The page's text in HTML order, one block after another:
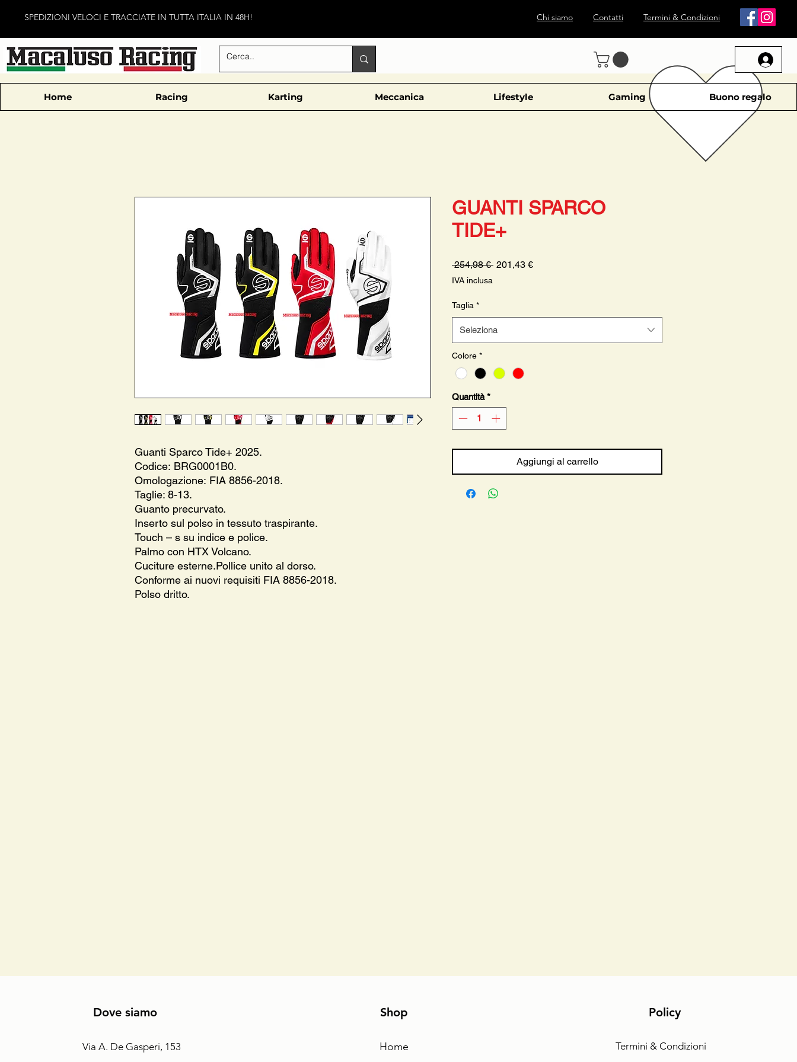
SPEDIZIONI VELOCI E TRACCIATE IN TUTTA ITALIA IN 48H! Chi siamo Contatti Termini & Condizioni
Home Racing Karting Meccanica Lifestyle Gaming Buono regalo
Guanti Sparco Tide+ 2025.
Codice: BRG0001B0.
Omologazione: FIA 8856-2018.
Taglie: 8-13.
Guanto precurvato.
Inserto sul polso in tessuto traspirante.
Touch – s su indice e police.
Palmo con HTX Volcano.
Cuciture esterne.Pollice unito al dorso.
Conforme ai nuovi requisiti FIA 8856-2018.
Polso dritto.
GUANTI SPARCO
TIDE+
254,98 € Prezzo
201,43 €Prezzo
IVA inclusa
Taglia *
Seleziona
Colore *
Quantità *
Aggiungi al carrello
Dove siamo
Via A. De Gasperi, 153
Shop
Home
Policy
Termini & Condizioni